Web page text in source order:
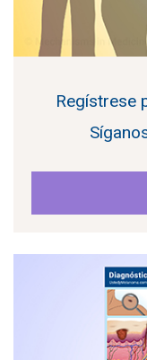
Regístrese